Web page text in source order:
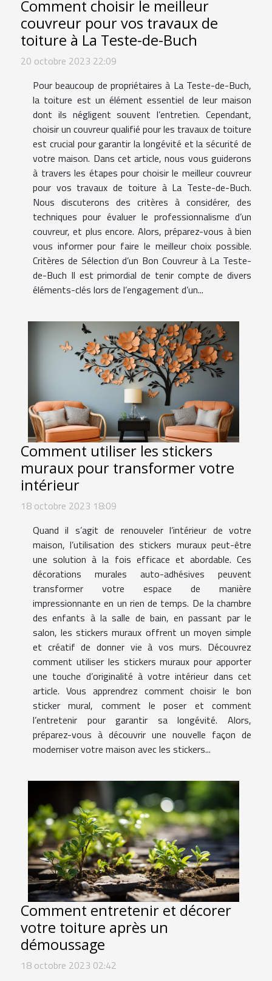
Comment choisir le meilleur
couvreur pour vos travaux de
toiture à La Teste-de-Buch
20 octobre 2023 22:09
Pour beaucoup de propriétaires à La Teste-de-Buch,
la toiture est un élément essentiel de leur maison
dont ils négligent souvent l’entretien. Cependant,
choisir un couvreur qualifié pour les travaux de toiture
est crucial pour garantir la longévité et la sécurité de
votre maison. Dans cet article, nous vous guiderons
à travers les étapes pour choisir le meilleur couvreur
pour vos travaux de toiture à La Teste-de-Buch.
Nous discuterons des critères à considérer, des
techniques pour évaluer le professionnalisme d’un
couvreur, et plus encore. Alors, préparez-vous à bien
vous informer pour faire le meilleur choix possible.
Critères de Sélection d’un Bon Couvreur à La Teste-
de-Buch Il est primordial de tenir compte de divers
éléments-clés lors de l’engagement d’un...
Comment utiliser les stickers
muraux pour transformer votre
intérieur
18 octobre 2023 18:09
Quand il s’agit de renouveler l’intérieur de votre
maison, l’utilisation des stickers muraux peut-être
une solution à la fois efficace et abordable. Ces
décorations murales auto-adhésives peuvent
transformer votre espace de manière
impressionnante en un rien de temps. De la chambre
des enfants à la salle de bain, en passant par le
salon, les stickers muraux offrent un moyen simple
et créatif de donner vie à vos murs. Découvrez
comment utiliser les stickers muraux pour apporter
une touche d’originalité à votre intérieur dans cet
article. Vous apprendrez comment choisir le bon
sticker mural, comment le poser et comment
l’entretenir pour garantir sa longévité. Alors,
préparez-vous à découvrir une nouvelle façon de
moderniser votre maison avec les stickers...
Comment entretenir et décorer
votre toiture après un
démoussage
18 octobre 2023 02:42